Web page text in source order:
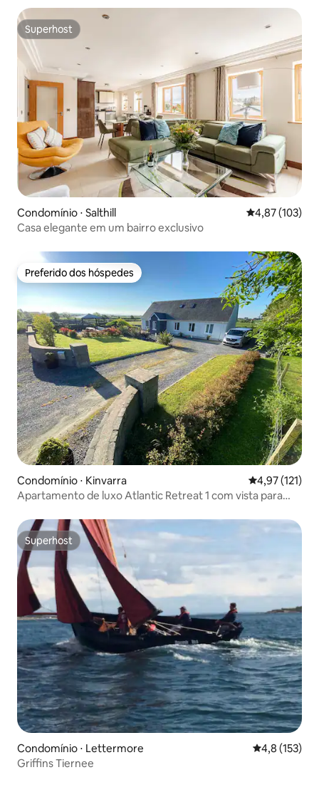
Superhost
Superhost
Condomínio ⋅ Salthill 4,87 de uma
4,87 (103)
Casa elegante em um bairro exclusivo
Preferido dos hóspedes
Preferido dos hóspedes
Condomínio ⋅ Kinvarra 4,97 de uma
4,97 (121)
Apartamento de luxo Atlantic Retreat 1 com vista para
Superhost
Superhost
Condomínio ⋅ Lettermore 4,8 de uma
4,8 (153)
Griffins Tiernee